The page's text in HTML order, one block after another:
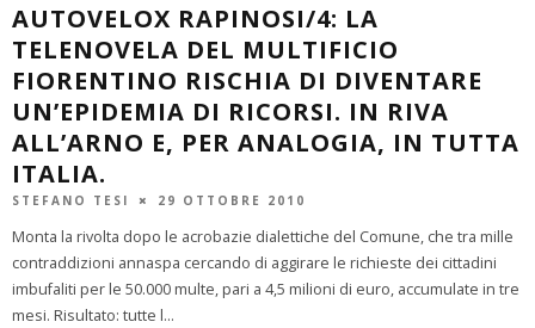
AUTOVELOX RAPINOSI/4: LA
TELENOVELA DEL MULTIFICIO
FIORENTINO RISCHIA DI DIVENTARE
UN’EPIDEMIA DI RICORSI. IN RIVA
ALL’ARNO E, PER ANALOGIA, IN TUTTA
ITALIA.
STEFANO TESI 29 OTTOBRE 2010
Monta la rivolta dopo le acrobazie dialettiche del Comune, che tra mille
contraddizioni annaspa cercando di aggirare le richieste dei cittadini
imbufaliti per le 50.000 multe, pari a 4,5 milioni di euro, accumulate in tre
mesi. Risultato: tutte l...